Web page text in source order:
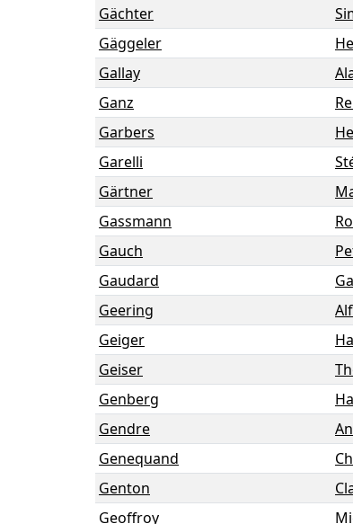
Gächter
Gäggeler
Gallay
Ganz
Garbers
Garelli
Gärtner
Gassmann
Gauch
Gaudard
Geering
Geiger
Geiser
Genberg
Gendre
Genequand
Genton
Geoffroy